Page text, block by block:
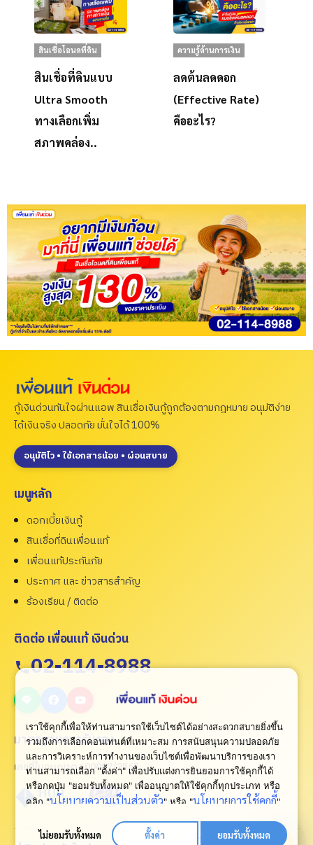
สินเชื่อโฉนดที่ดิน
สินเชื่อที่ดินแบบ
Ultra Smooth
ทางเลือกเพิ่ม
สภาพคล่อง..
ความรู้ด้านการเงิน
ลดต้นลดดอก
(Effective Rate)
คืออะไร?
กู้เงินด่วนทันใจผ่านแอพ สินเชื่อเงินกู้ถูกต้องตามกฎหมาย อนุมัติง่าย
ได้เงินจริง ปลอดภัย มั่นใจได้ 100%
อนุมัติไว • ใช้เอกสารน้อย • ผ่อนสบาย
เมนูหลัก
ดอกเบี้ยเงินกู้
สินเชื่อที่ดินเพื่อนแท้
เพื่อนแท้ประกันภัย
ประกาศ และ ข่าวสารสำคัญ
ร้องเรียน / ติดต่อ
ติดต่อ เพื่อนแท้ เงินด่วน
02-114-8988
มาตรฐานการรับรอง
เลขที่ใบอนุญาต ว00007/2565
เราใช้คุกกี้เพื่อให้ท่านสามารถใช้เว็บไซต์ได้อย่างสะดวกสบายยิ่งขึ้น
รวมถึงการเลือกคอนเทนต์ที่เหมาะสม การสนับสนุนความปลอดภัย
และการวิเคราะห์การทำงานของเว็บไซต์เพื่อพัฒนาบริการของเรา
ท่านสามารถเลือก "ตั้งค่า" เพื่อปรับแต่งการยินยอมการใช้คุกกี้ได้
หรือกดปุ่ม "ยอมรับทั้งหมด" เพื่ออนุญาตให้ใช้คุกกี้ทุกประเภท หรือ
คลิก "นโยบายความเป็นส่วนตัว" หรือ "นโยบายการใช้คุกกี้"
ไม่ยอมรับทั้งหมด ตั้งค่า ยอมรับทั้งหมด
ปรึกษาเรา